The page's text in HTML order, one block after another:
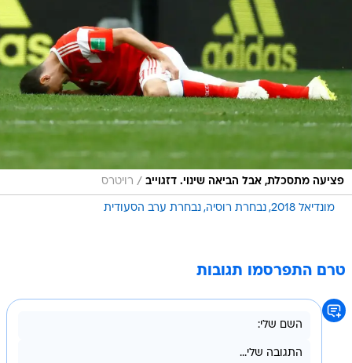
פציעה מתסכלת, אבל הביאה שינוי. דזגוייב / רויטרס
מונדיאל 2018 נבחרת רוסיה נבחרת ערב הסעודית
טרם התפרסמו תגובות